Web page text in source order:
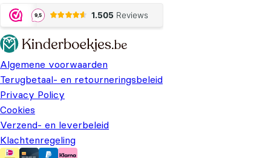
Algemene voorwaarden
Terugbetaal- en retourneringsbeleid
Privacy Policy
Cookies
Verzend- en leverbeleid
Klachtenregeling